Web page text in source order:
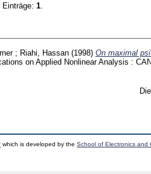
Einträge: 1
; Riahi, Hassan (1998) On maximal
on Applied Nonlinear Analysis :
which is developed by theSchool of Electronics and